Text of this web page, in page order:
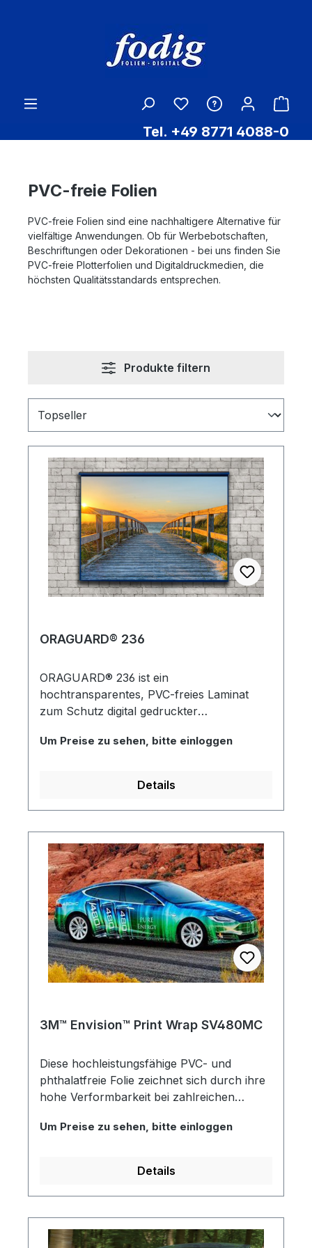
Tel. +49 8771 4088-0
PVC-freie Folien
PVC-freie Folien sind eine nachhaltigere Alternative für
vielfältige Anwendungen. Ob für Werbebotschaften,
Beschriftungen oder Dekorationen - bei uns finden Sie
PVC-freie Plotterfolien und Digitaldruckmedien, die
höchsten Qualitätsstandards entsprechen.
Produkte filtern
ORAGUARD® 236
ORAGUARD® 236 ist ein
hochtransparentes, PVC-freies Laminat
zum Schutz digital gedruckter
kurzfristigen Außenanwendung.
Um Preise zu sehen, bitte einloggen
Details
3M™ Envision™ Print Wrap SV480MC
Diese hochleistungsfähige PVC- und
phthalatfreie Folie zeichnet sich durch ihre
hohe Verformbarkeit bei zahlreichen
und Außenwerbung, Fahrzeugwerbung
und strukturierten Wänden. Aufgrund ihrer
auch für die Verklebung auf Fahrzeugen
mit tiefen Sicken und Verformungen
geeignet. Ausgestattet mit der 3M™
Um Preise zu sehen, bitte einloggen
Details